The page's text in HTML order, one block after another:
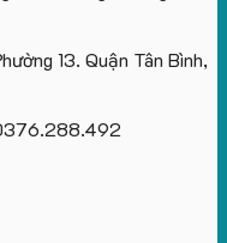
13. Quận Tân Bình,